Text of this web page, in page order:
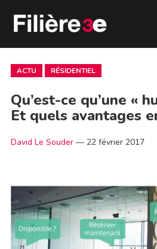
ACTU RÉSIDENTIEL
Qu’est-ce qu’une «
Et quels avantages
David Le Souder— 22 février 2017